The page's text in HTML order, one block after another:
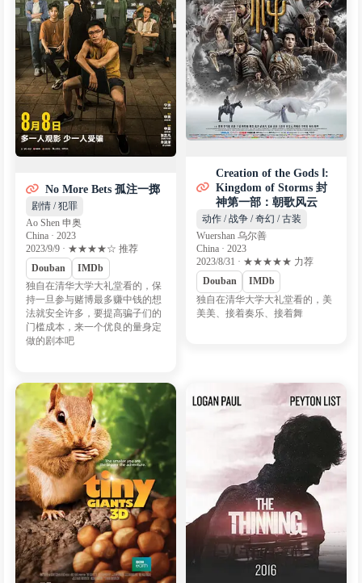
No More Bets 孤注一掷
剧情 / 犯罪
Ao Shen 申奥
China · 2023
2023/9/9 · ★★★★☆ 推荐
Douban
IMDb
独自在清华大学大礼堂看的，保
持一旦参与赌博最多赚中钱的想
法就安全许多，要提高骗子们的
门槛成本，来一个优良的量身定
做的剧本吧
Creation of the Gods Ⅰ:
Kingdom of Storms 封
神第一部：朝歌风云
动作 / 战争 / 奇幻 / 古装
Wuershan 乌尔善
China · 2023
2023/8/31 · ★★★★★ 力荐
Douban
IMDb
独自在清华大学大礼堂看的，美
美美、接着奏乐、接着舞